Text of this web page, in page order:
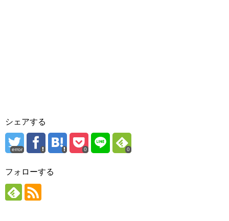
シェアする
error 0 0
フォローする